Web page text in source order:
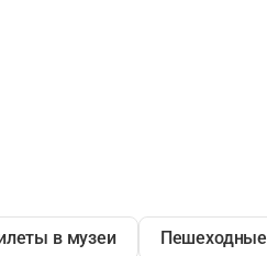
в музеи Пешеходные